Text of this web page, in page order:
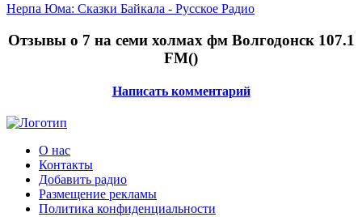
Нерпа Юма: Сказки Байкала - Русское Радио
Отзывы о 7 на семи холмах фм Волгодонск 107.1
FM()
Написать комментарий
О нас
Контакты
Добавить радио
Размещение рекламы
Политика конфиденциальности